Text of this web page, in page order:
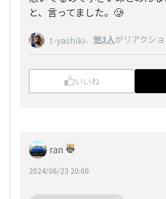
と、言ってました。🥲
t-yashiki、 他3人がリアクシ
いいね
ran
2024/06/23 20:00